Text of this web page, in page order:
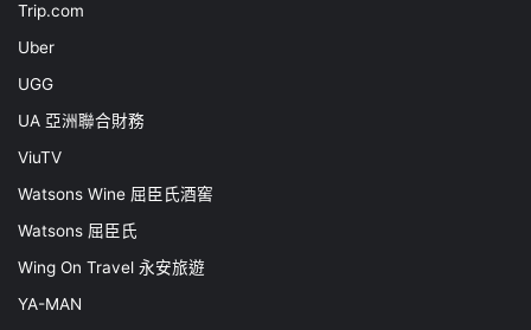
Trip.com
Uber
UGG
UA 亞洲聯合財務
ViuTV
Watsons Wine 屈臣氏酒窖
Watsons 屈臣氏
Wing On Travel 永安旅遊
YA-MAN